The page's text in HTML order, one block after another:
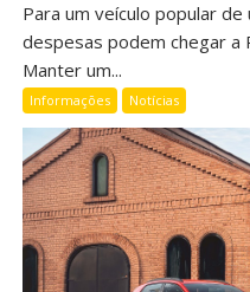
Para um veículo popular de
despesas podem chegar a
Manter um...
Informações Notícias